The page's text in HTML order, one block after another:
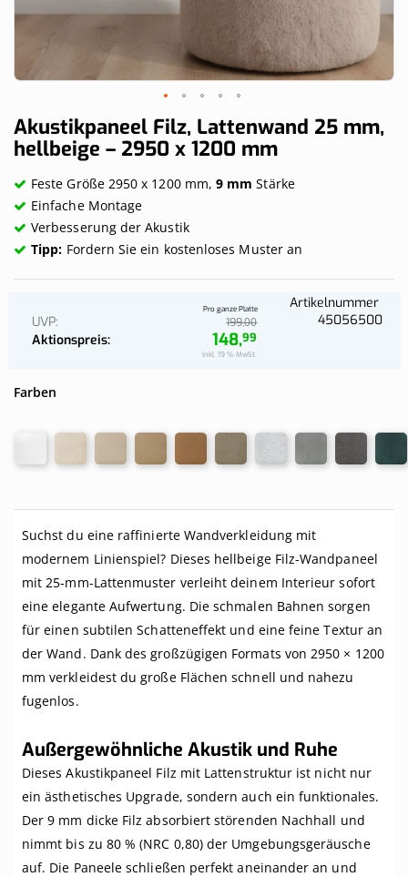
Skip
to
the
of
the
images
gallery
Akustikpaneel Filz, Lattenwand 25 mm,
hellbeige – 2950 x 1200 mm
Feste Größe 2950 x 1200 mm,9 mm Stärke
Einfache Montage
Verbesserung der Akustik
Tipp: Fordern Sie ein kostenloses Muster an
UVP 199,00
Aktionspreis
Pro ganze Platte
148,99
Inkl. 19 % MwSt.
Artikelnummer
45056500
Farben
Suchst du eine raffinierte Wandverkleidung mit
modernem Linienspiel? Dieses hellbeige Filz-Wandpaneel
mit 25-mm-Lattenmuster verleiht deinem Interieur sofort
eine elegante Aufwertung. Die schmalen Bahnen sorgen
für einen subtilen Schatteneffekt und eine feine Textur an
der Wand. Dank des großzügigen Formats von 2950 × 1200
mm verkleidest du große Flächen schnell und nahezu
fugenlos.
Außergewöhnliche Akustik und Ruhe
Dieses Akustikpaneel Filz mit Lattenstruktur ist nicht nur
ein ästhetisches Upgrade, sondern auch ein funktionales.
Der 9 mm dicke Filz absorbiert störenden Nachhall und
nimmt bis zu 80 % (NRC 0,80) der Umgebungsgeräusche
auf. Die Paneele schließen perfekt aneinander an und